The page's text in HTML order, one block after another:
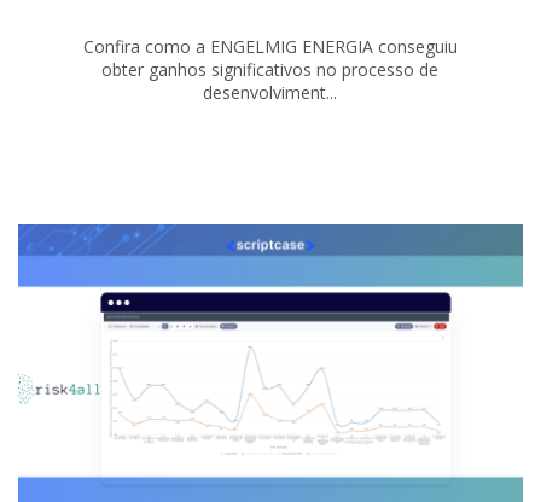
Confira como a ENGELMIG ENERGIA conseguiu
obter ganhos significativos no processo de
desenvolviment...